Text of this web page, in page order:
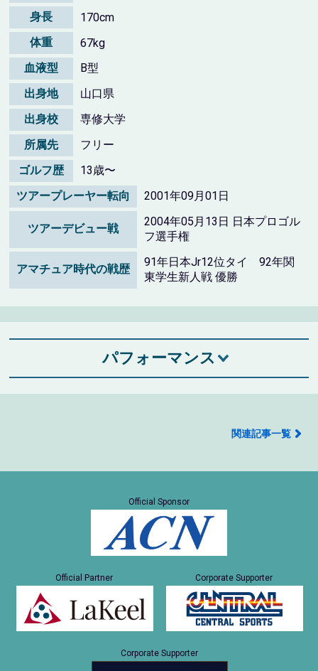
身長
170cm
体重
67kg
血液型
B型
出身地
山口県
出身校
専修大学
所属先
フリー
ゴルフ歴
13歳〜
ツアープレーヤー転向
2001年09月01日
ツアーデビュー戦
2004年05月13日 日本プロゴル
フ選手権
アマチュア時代の戦歴
91年日本Jr12位タイ 92年関
東学生新人戦 優勝
パフォーマンス
関連記事一覧
Official Sponsor
Official Partner Corporate Supporter
Corporate Supporter